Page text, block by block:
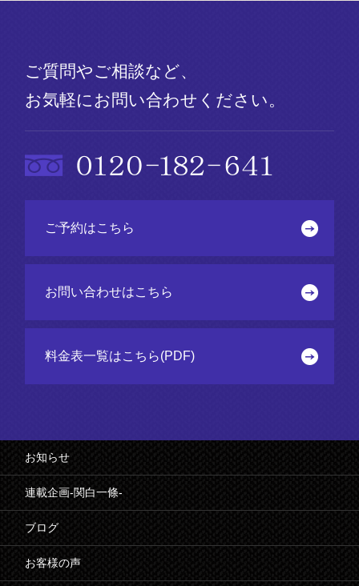
ご質問やご相談など、
お気軽にお問い合わせください。
ご予約はこちら
お問い合わせはこちら
料金表一覧はこちら(PDF)
お知らせ
連載企画-関白一條-
ブログ
お客様の声